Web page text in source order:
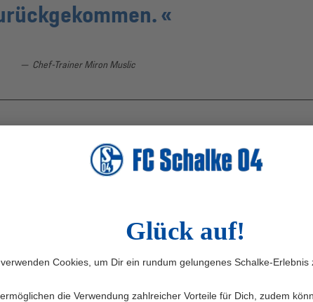
Chef-Trainer Miron Muslic
auf das Spitzenduell am vergangenen Sonntag (15.3.)
Aktion erzielten die fünftplatzierten Niedersachsen den
40-minütiger Überzahl, weil Edin Džeko die Rote Karte
für uns, das hat Spuren hinterlassen. Wenn dir in der
wird, tut das unglaublich weh“, erklärte Muslic. Eine
verspüre der Coach schon seit längerer Zeit. „Wir haben
Widrigkeiten angekämpft und sind stärker
die Jungs in dieser Woche im Training erlebt habe, sind wir